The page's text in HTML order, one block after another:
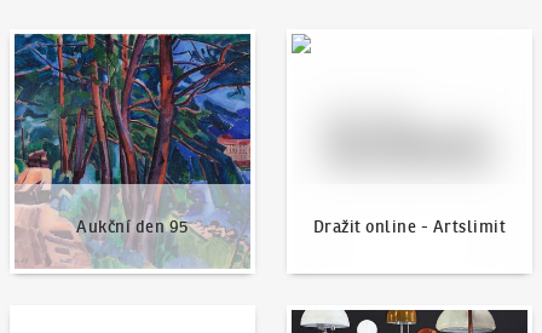
Aukční den 95
Aukční den 95
Dražit online - Artslimit
Dražit online - Artslimit
Aktuality